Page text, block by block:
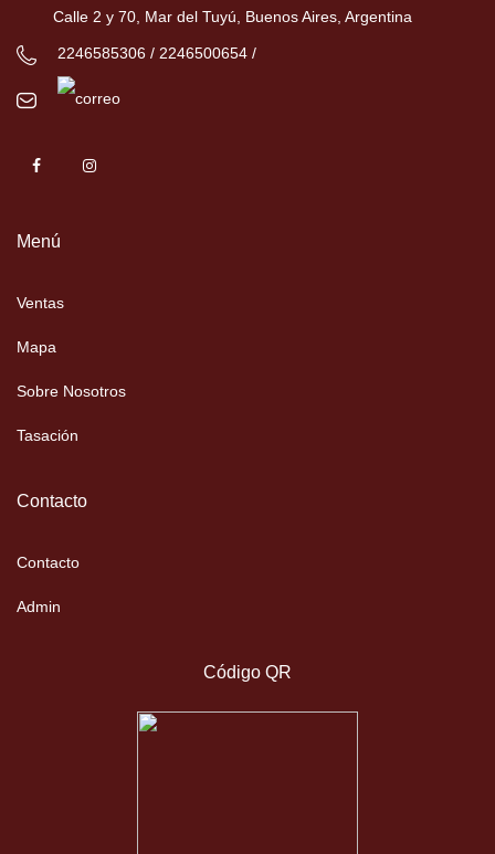
Calle 2 y 70, Mar del Tuyú, Buenos Aires, Argentina
2246585306 / 2246500654 /
Menú
Ventas
Mapa
Sobre Nosotros
Tasación
Contacto
Contacto
Admin
Código QR